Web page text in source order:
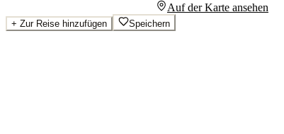
Auf der Karte ansehen
+ Zur Reise hinzufügen Speichern